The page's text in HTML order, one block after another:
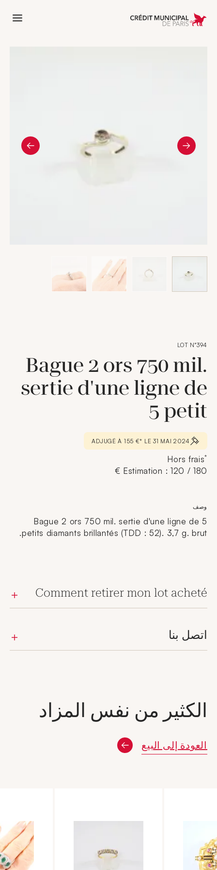
de Crédit Municipal de Paris
LOT N°394
Bague 2 ors 750 mil.
sertie d'une ligne de
5 petit
ADJUGÉ À 155 €* LE 31 MAI 2024
*
Hors frais
Estimation : 120 / 180 €
وصف
Bague 2 ors 750 mil. sertie d'une ligne de 5
petits diamants brillantés (TDD : 52). 3,7 g. brut.
Comment retirer mon lot acheté
اتصل بنا
الكثير من نفس المزاد
العودة إلى البيع